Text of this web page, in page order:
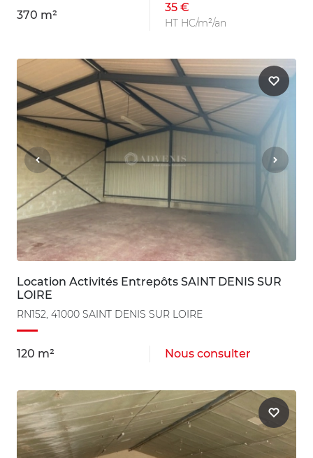
370 m²
35 €
HT HC/m²/an
Location Activités Entrepôts SAINT DENIS SUR
LOIRE
RN152, 41000 SAINT DENIS SUR LOIRE
120 m² Nous consulter